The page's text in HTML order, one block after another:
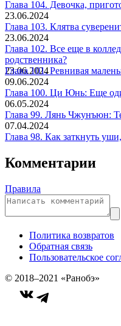
Глава 104. Девочка,
23.06.2024
Глава 103. Клятва
23.06.2024
Глава 102. Все еще в
родственника?
23.06.2024
Глава 101. Ревнивая
09.06.2024
Глава 100. Ци Юнь: Еще
06.05.2024
Глава 99. Лянь Чжунъюн:
07.04.2024
Глава 98. Как заткнуть
Глава 97. Лянь Чжунъюн:
внучка игнорирует меня!
04.04.2024
Комментарии
Правила
Политика возвратов
Обратная связь
Пользовательское
© 2018–2021 «Ранобэ»